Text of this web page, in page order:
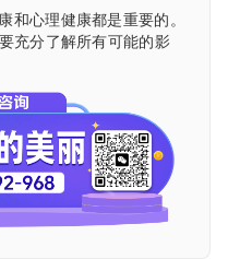
和心理健康都是重要的。
充分了解所有可能的影